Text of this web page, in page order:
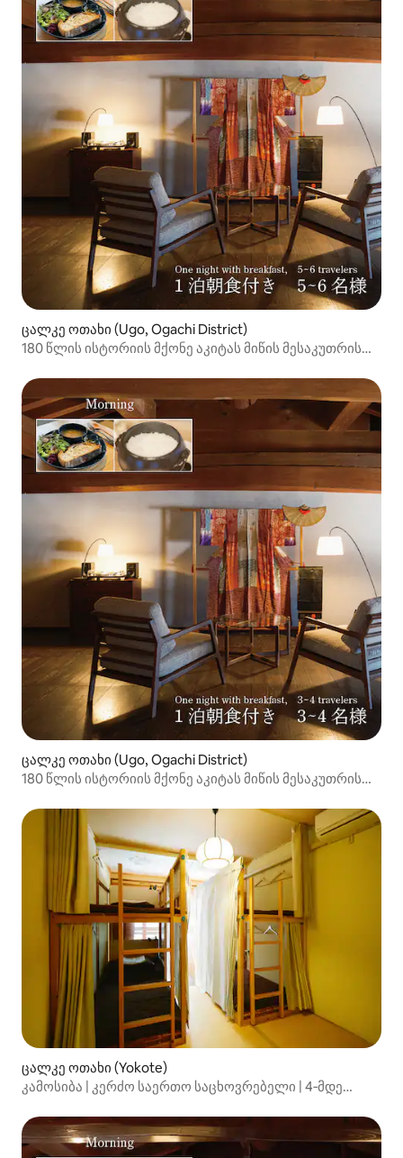
ცალკე ოთახი (Ugo, Ogachi District)
180 წლის ისტორიის მქონე აკიტას მიწის მესაკუთრის
ღამე საუზმით]
ცალკე ოთახი (Ugo, Ogachi District)
180 წლის ისტორიის მქონე აკიტას მიწის მესაკუთრის
ღამე საუზმით]
ცალკე ოთახი (Yokote)
კამოსიბა | კერძო საერთო საცხოვრებელი | 4‑მდე